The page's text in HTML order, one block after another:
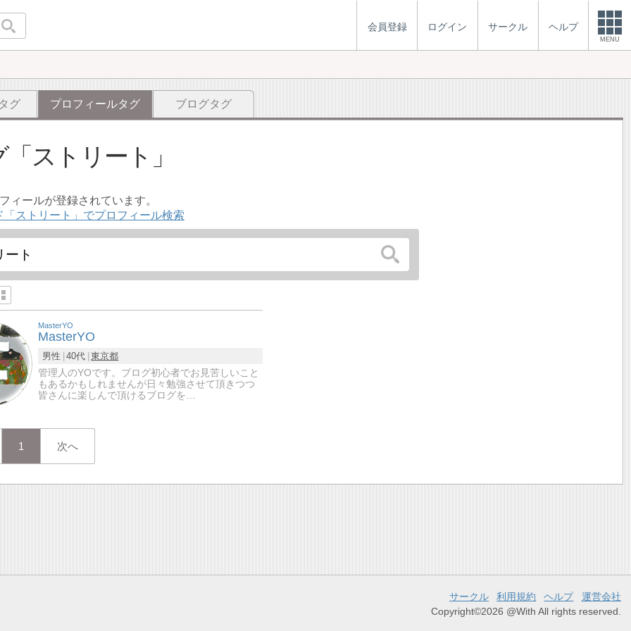
会員登録 ログイン サークル ヘルプ
MENU
グ プロフィールタグ ブログタグ
ストリート
ィールが登録されています。
「ストリート」でプロフィール検索
MasterYO
MasterYO
男性 40代 東京都
管理人のYOです。ブログ初心者でお見苦しいこと
もあるかもしれませんが日々勉強させて頂きつつ
皆さんに楽しんで頂けるブログを…
1 次へ
サークル 利用規約 ヘルプ
運営会社
Copyright©2026 @With All rights reserved.